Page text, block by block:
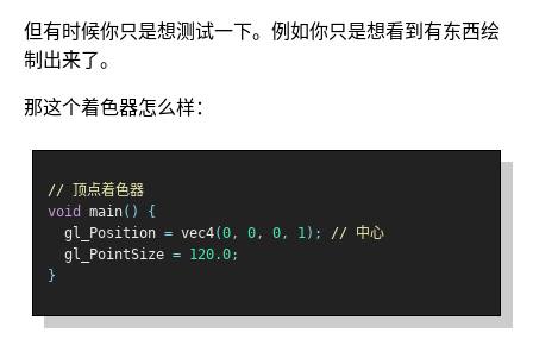
但有时候你只是想测试一下。例如你只是想看到有东西绘
制出来了。
那这个着色器怎么样：
// 顶点着色器
void
main()
{
  gl_Position
= vec4(0, 0, 0, 1);
// 中心
  gl_PointSize
= 120.0;
}